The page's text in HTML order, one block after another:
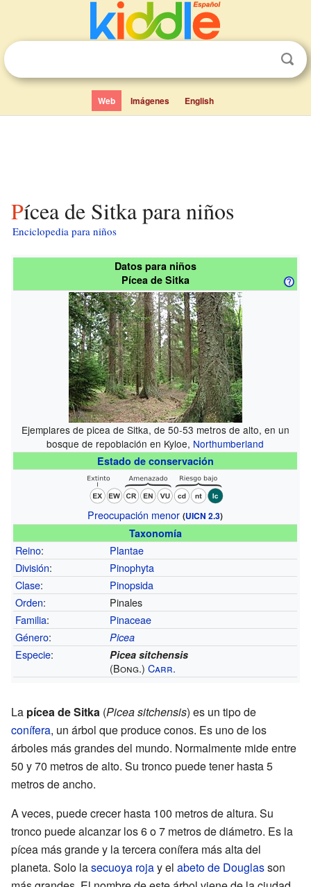
Web Imágenes English
Pícea de Sitka para niños
Enciclopedia para niños
Datos para niños
Pícea de Sitka
Ejemplares de picea de Sitka, de 50-53 metros de alto, en un
bosque de repoblación en Kyloe, Northumberland
Estado de conservación
Preocupación menor (UICN 2.3)
Taxonomía
Reino:
Plantae
División:
Pinophyta
Clase:
Pinopsida
Orden:
Pinales
Familia:
Pinaceae
Género: Picea
Especie: Picea sitchensis
(Bong.)Carr.
La pícea de Sitka (Picea sitchensis) es un tipo de
conífera, un árbol que produce conos. Es uno de los
árboles más grandes del mundo. Normalmente mide entre
50 y 70 metros de alto. Su tronco puede tener hasta 5
metros de ancho.
A veces, puede crecer hasta 100 metros de altura. Su
tronco puede alcanzar los 6 o 7 metros de diámetro. Es la
pícea más grande y la tercera conífera más alta del
planeta. Solo lasecuoya rojay el abeto de Douglasson